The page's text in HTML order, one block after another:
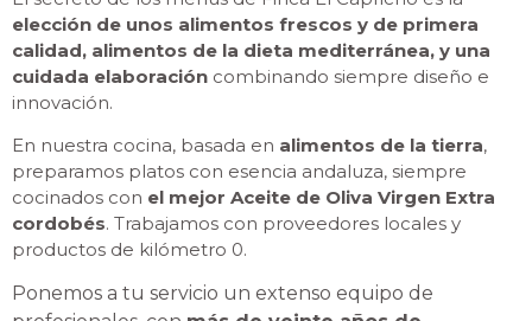
elección de unos alimentos frescos y de primera
calidad, alimentos de la dieta mediterránea, y una
cuidada elaboración combinando siempre diseño e
innovación.
En nuestra cocina, basada en alimentos de la tierra,
preparamos platos con esencia andaluza, siempre
cocinados con el mejor Aceite de Oliva Virgen Extra
cordobés. Trabajamos con proveedores locales y
productos de kilómetro 0.
Ponemos a tu servicio un extenso equipo de